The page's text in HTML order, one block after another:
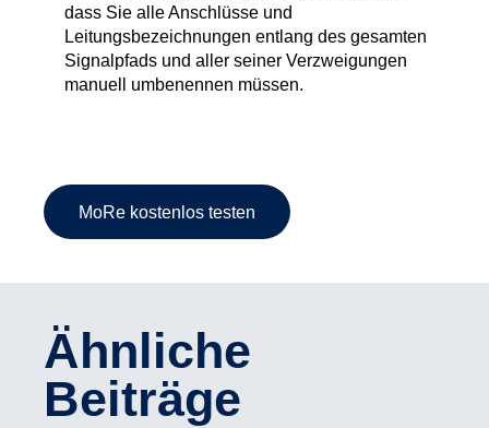
dass Sie alle Anschlüsse und
Leitungsbezeichnungen entlang des gesamten
Signalpfads und aller seiner Verzweigungen
manuell umbenennen müssen.
MoRe kostenlos testen
Ähnliche
Beiträge